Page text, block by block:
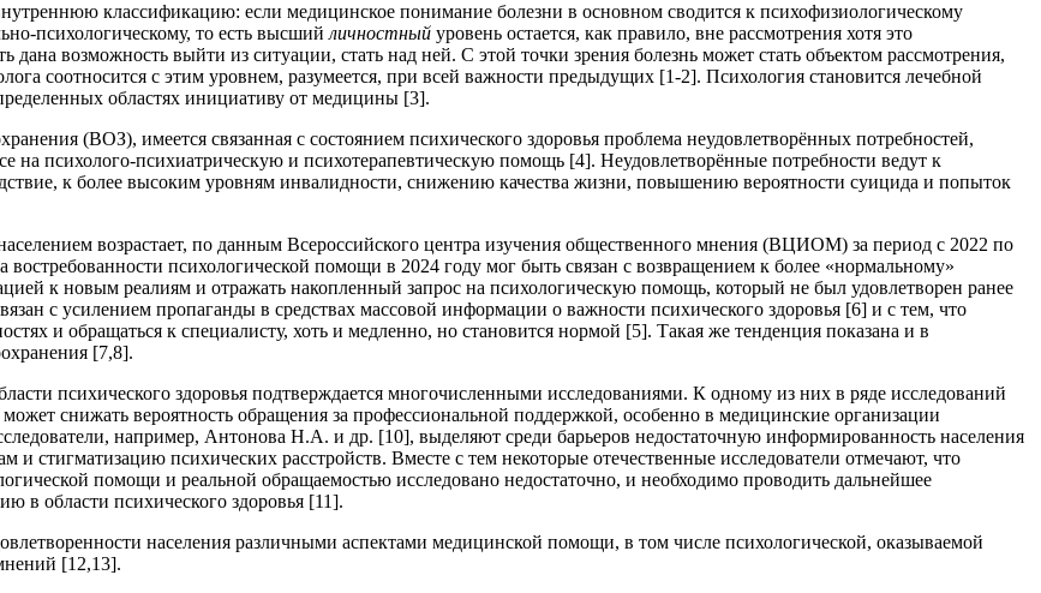
классификацию: если медицинское понимание болезни в основном сводится к психофизиологическому
психологическому, то есть высший личностный уровень остается, как правило, вне рассмотрения хотя это
возможность выйти из ситуации, стать над ней. С этой точки зрения болезнь может стать объектом рассмотрения,
соотносится с этим уровнем, разумеется, при всей важности предыдущих [1-2]. Психология становится лечебной
областях инициативу от медицины [3].
(ВОЗ), имеется связанная с состоянием психического здоровья проблема неудовлетворённых потребностей,
на психолого-психиатрическую и психотерапевтическую помощь [4]. Неудовлетворённые потребности ведут к
к более высоким уровням инвалидности, снижению качества жизни, повышению вероятности суицида и попыток
возрастает, по данным Всероссийского центра изучения общественного мнения (ВЦИОМ) за период с 2022 по
востребованности психологической помощи в 2024 году мог быть связан с возвращением к более «нормальному»
к новым реалиям и отражать накопленный запрос на психологическую помощь, который не был удовлетворен ранее
с усилением пропаганды в средствах массовой информации о важности психического здоровья [6] и с тем, что
и обращаться к специалисту, хоть и медленно, но становится нормой [5]. Такая же тенденция показана и в
[7,8].
психического здоровья подтверждается многочисленными исследованиями. К одному из них в ряде исследований
снижать вероятность обращения за профессиональной поддержкой, особенно в медицинские организации
например, Антонова Н.А. и др. [10], выделяют среди барьеров недостаточную информированность населения
и стигматизацию психических расстройств. Вместе с тем некоторые отечественные исследователи отмечают, что
помощи и реальной обращаемостью исследовано недостаточно, и необходимо проводить дальнейшее
в области психического здоровья [11].
населения различными аспектами медицинской помощи, в том числе психологической, оказываемой
[12,13].